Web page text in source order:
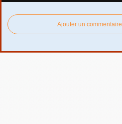
Ajouter un commentaire